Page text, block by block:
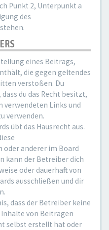
Punkt 2, Unterpunkt a
des
eines Beitrags,
die gegen geltendes
verstoßen. Du
du das Recht besitzt,
verwendeten Links und
verwenden.
übt das Hausrecht aus.
oder anderer im Board
kann der Betreiber dich
oder dauerhaft von
ausschließen und dir
dass der Betreiber keine
von Beiträgen
selbst erstellt hat oder